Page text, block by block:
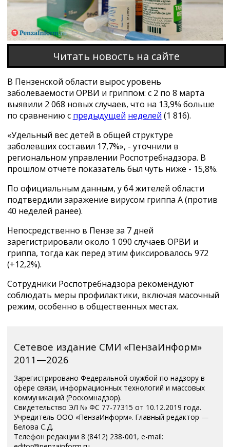
Читать новость на сайте
В Пензенской области вырос уровень
заболеваемости ОРВИ и гриппом: с 2 по 8 марта
выявили 2 068 новых случаев, что на 13,9% больше
по сравнению с предыдущей неделей (1 816).
«Удельный вес детей в общей структуре
заболевших составил 17,7%», - уточнили в
региональном управлении Роспотребнадзора. В
прошлом отчете показатель был чуть ниже - 15,8%.
По официальным данным, у 64 жителей области
подтвердили заражение вирусом гриппа А (против
40 неделей ранее).
Непосредственно в Пензе за 7 дней
зарегистрировали около 1 090 случаев ОРВИ и
гриппа, тогда как перед этим фиксировалось 972
(+12,2%).
Сотрудники Роспотребнадзора рекомендуют
соблюдать меры профилактики, включая масочный
режим, особенно в общественных местах.
Сетевое издание СМИ «ПензаИнформ»
2011—2026
Зарегистрировано Федеральной службой по надзору в
сфере связи, информационных технологий и массовых
коммуникаций (Роскомнадзор).
Свидетельство ЭЛ № ФС 77-77315 от 10.12.2019 года.
Учредитель ООО «ПензаИнформ». Главный редактор —
Белова С.Д.
Телефон редакции 8 (8412) 238-001, e-mail: